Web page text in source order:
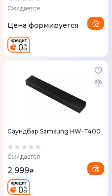
Ожидается
Цена формируется
Саундбар Samsung HW-T400
Ожидается
2 999₴